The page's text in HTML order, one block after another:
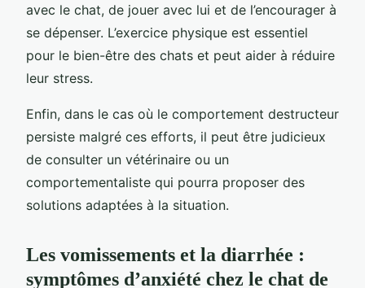
avec le chat, de jouer avec lui et de l’encourager à
se dépenser. L’exercice physique est essentiel
pour le bien-être des chats et peut aider à réduire
leur stress.
Enfin, dans le cas où le comportement destructeur
persiste malgré ces efforts, il peut être judicieux
de consulter un vétérinaire ou un
comportementaliste qui pourra proposer des
solutions adaptées à la situation.
Les vomissements et la diarrhée :
symptômes d’anxiété chez le chat de